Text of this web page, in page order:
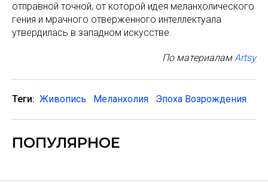
отправной точной, от которой идея меланхолического
гения и мрачного отверженного интеллектуала
утвердилась в западном искусстве.
По материаламArtsy
Теги: Живопись Меланхолия Эпоха Возрождения
ПОПУЛЯРНОЕ